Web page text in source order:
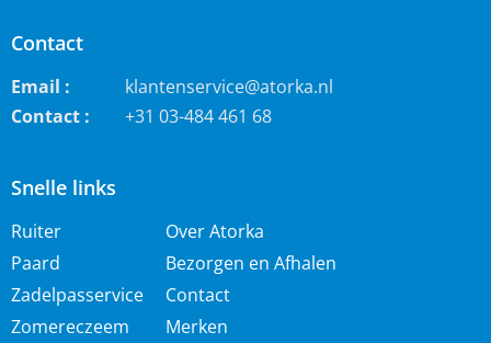
Snelle links
Ruiter
Paard
Zadelpasservice
Zomereczeem
Over Atorka
Bezorgen en Afhalen
Contact
Merken
Contact
Email :
klantenservice@atorka.nl
Contact :
+31 03-484 461 68